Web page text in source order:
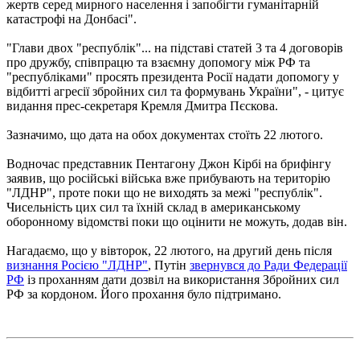
жертв серед мирного населення і запобігти гуманітарній
катастрофі на Донбасі".
"Глави двох "республік"... на підставі статей 3 та 4 договорів
про дружбу, співпрацю та взаємну допомогу між РФ та
"республіками" просять президента Росії надати допомогу у
відбитті агресії збройних сил та формувань України", - цитує
видання прес-секретаря Кремля Дмитра Пєскова.
Зазначимо, що дата на обох документах стоїть 22 лютого.
Водночас представник Пентагону Джон Кірбі на брифінгу
заявив, що російські війська вже прибувають на територію
"ЛДНР", проте поки що не виходять за межі "республік".
Чисельність цих сил та їхній склад в американському
оборонному відомстві поки що оцінити не можуть, додав він.
Нагадаємо, що у вівторок, 22 лютого, на другий день після
визнання Росією "ЛДНР", Путін звернувся до Ради Федерації
РФ із проханням дати дозвіл на використання Збройних сил
РФ за кордоном. Його прохання було підтримано.